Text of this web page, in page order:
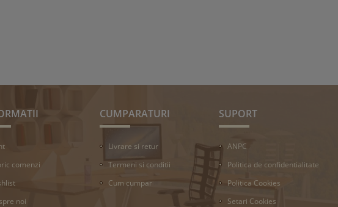
comenzi
noi
CUMPARATURI
Livrare si retur
Termeni si conditii
Cum cumpar
SUPORT
ANPC
Politica de confidentialitate
Politica Cookies
Setari Cookies